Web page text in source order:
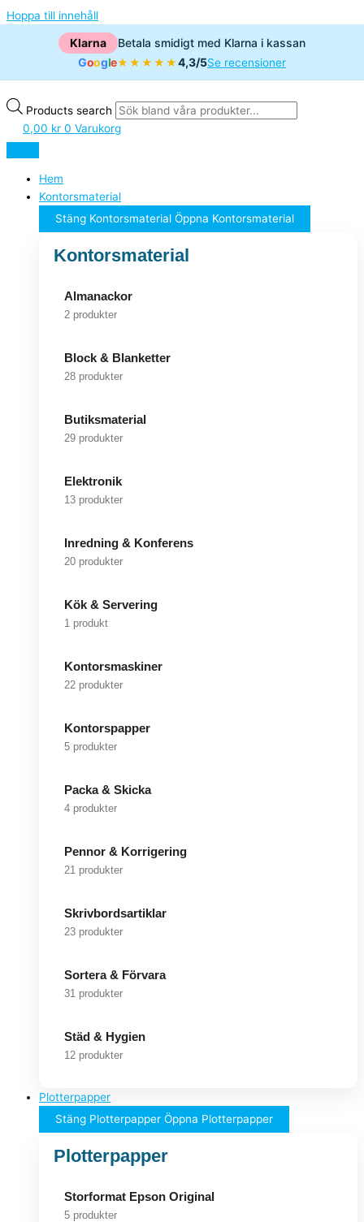
Hoppa till innehåll
Klarna
Betala smidigt med Klarna i kassan
Google★★★★★4,3/5Se recensioner
Products search
0,00 kr 0 Varukorg
Hem
Kontorsmaterial
Stäng Kontorsmaterial Öppna Kontorsmaterial
Kontorsmaterial
Almanackor
2 produkter
Block & Blanketter
28 produkter
Butiksmaterial
29 produkter
Elektronik
13 produkter
Inredning & Konferens
20 produkter
Kök & Servering
1 produkt
Kontorsmaskiner
22 produkter
Kontorspapper
5 produkter
Packa & Skicka
4 produkter
Pennor & Korrigering
21 produkter
Skrivbordsartiklar
23 produkter
Sortera & Förvara
31 produkter
Städ & Hygien
12 produkter
Plotterpapper
Stäng Plotterpapper Öppna Plotterpapper
Plotterpapper
Storformat Epson Original
5 produkter